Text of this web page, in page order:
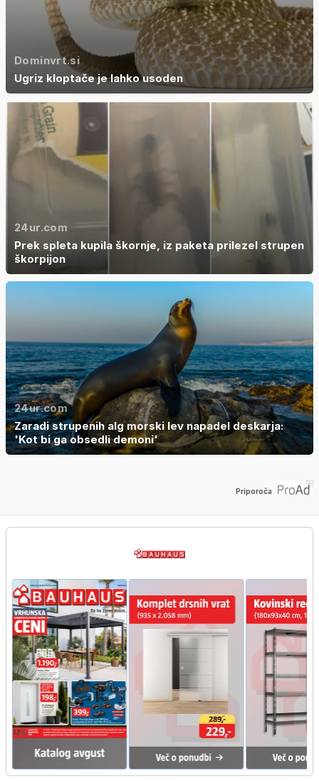
Dominvrt.si
Ugriz kloptače je lahko usoden
24ur.com
Prek spleta kupila škornje, iz paketa prilezel strupen
škorpijon
24ur.com
Zaradi strupenih alg morski lev napadel deskarja:
'Kot bi ga obsedli demoni'
Priporoča